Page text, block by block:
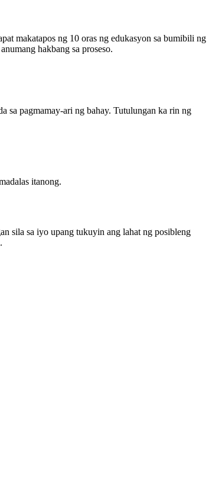
makatapos ng 10 oras ng edukasyon sa bumibili ng
hakbang sa proseso.
sa pagmamay-ari ng bahay. Tutulungan ka rin ng
itanong.
sila sa iyo upang tukuyin ang lahat ng posibleng